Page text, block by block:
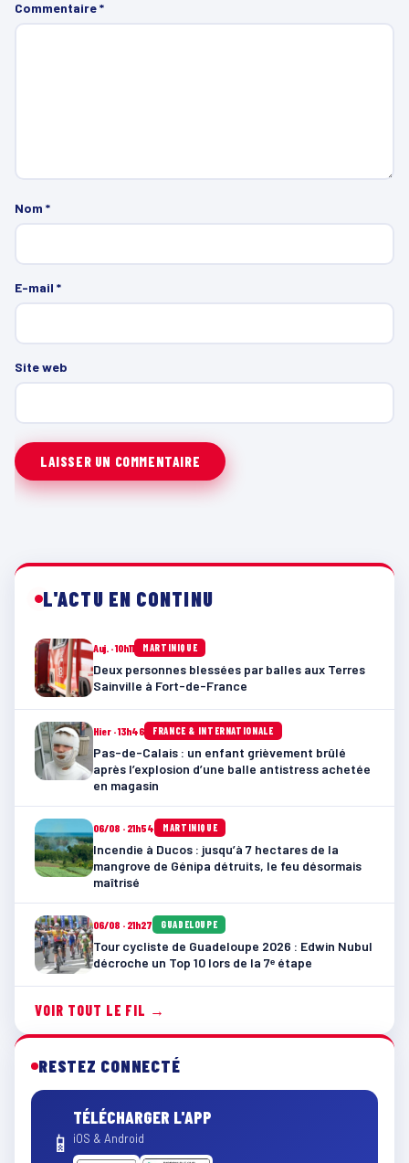
Commentaire*
Nom *
E-mail *
Site web
L'ACTU EN CONTINU
Auj. · 10h11 MARTINIQUE
Deux personnes blessées par balles aux Terres
Sainville à Fort-de-France
Hier · 13h46 FRANCE & INTERNATIONALE
Pas-de-Calais : un enfant grièvement brûlé
après l’explosion d’une balle antistress achetée
en magasin
06/08 · 21h54 MARTINIQUE
Incendie à Ducos : jusqu’à 7 hectares de la
mangrove de Génipa détruits, le feu désormais
maîtrisé
06/08 · 21h27 GUADELOUPE
Tour cycliste de Guadeloupe 2026 : Edwin Nubul
décroche un Top 10 lors de la 7ᵉ étape
VOIR TOUT LE FIL →
RESTEZ CONNECTÉ
📱
TÉLÉCHARGER L'APP
iOS & Android